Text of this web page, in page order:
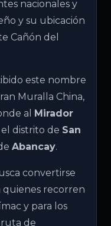
nacionales y
y su ubicación
Cañón del
este nombre
Muralla China,
al
Mirador
distrito de San
Abancay.
convertirse
quienes recorren
y para los
ruta de